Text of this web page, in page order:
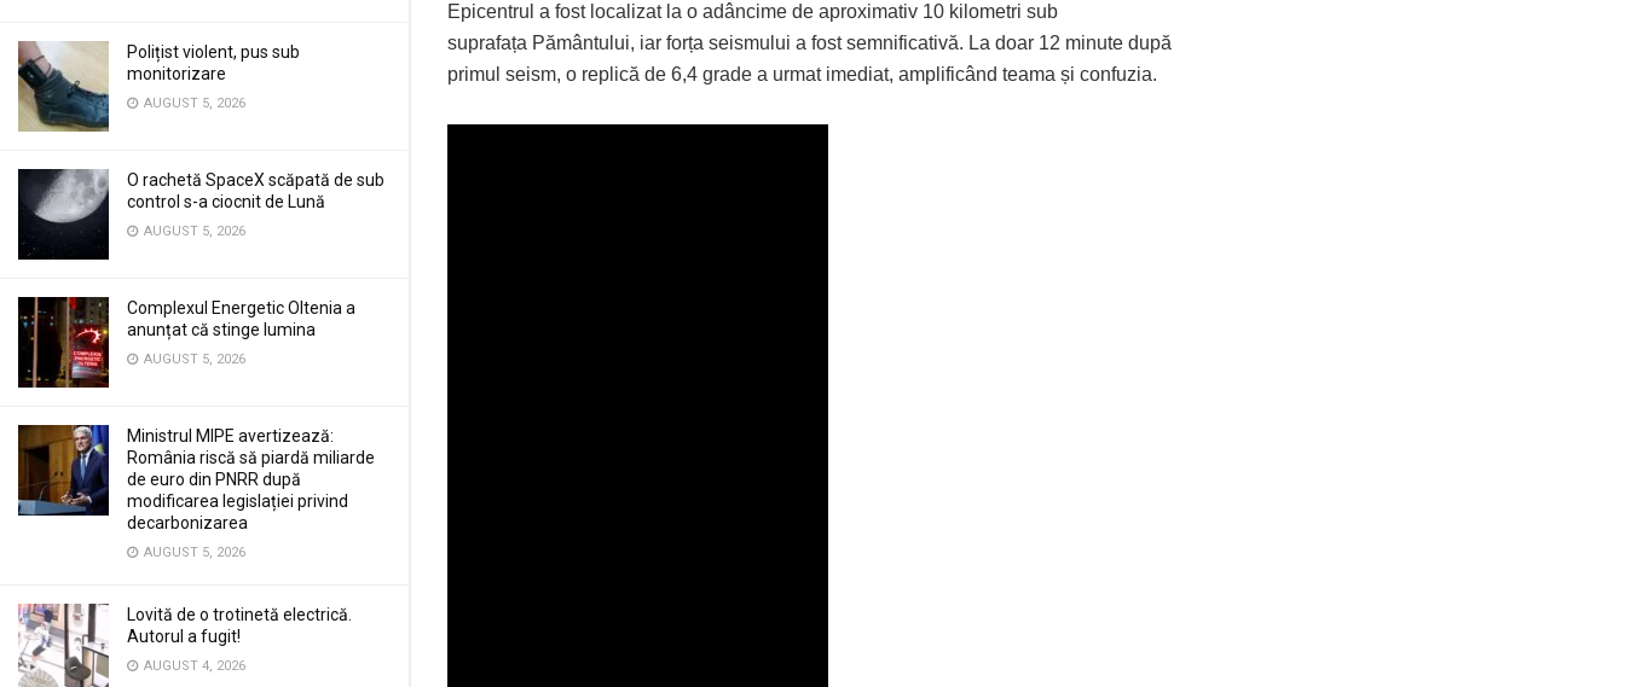
Polițist violent, pus sub
monitorizare
AUGUST 5, 2026
O rachetă SpaceX scăpată de sub
control s-a ciocnit de Lună
AUGUST 5, 2026
Complexul Energetic Oltenia a
anunțat că stinge lumina
AUGUST 5, 2026
Ministrul MIPE avertizează:
România riscă să piardă miliarde
de euro din PNRR după
modificarea legislației privind
decarbonizarea
AUGUST 5, 2026
Lovită de o trotinetă electrică.
Autorul a fugit!
AUGUST 4, 2026
Epicentrul a fost localizat la o adâncime de aproximativ 10 kilometri sub
suprafața Pământului, iar forța seismului a fost semnificativă. La doar 12 minute după
primul seism, o replică de 6,4 grade a urmat imediat, amplificând teama și confuzia.